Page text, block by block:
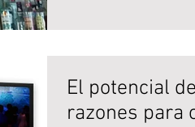
El potencial
razones para